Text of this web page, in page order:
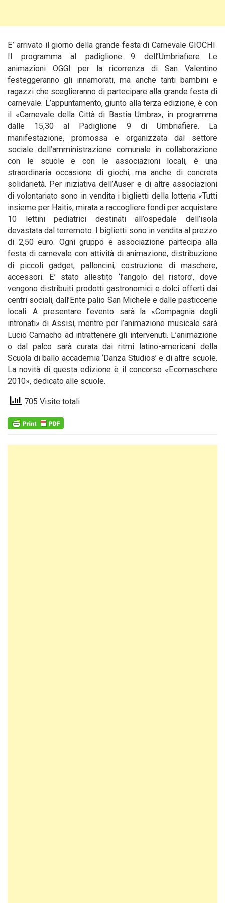
E’ arrivato il giorno della grande festa di Carnevale GIOCHI
Il programma al padiglione 9 dell’Umbriafiere Le
animazioni OGGI per la ricorrenza di San Valentino
festeggeranno gli innamorati, ma anche tanti bambini e
ragazzi che sceglieranno di partecipare alla grande festa di
carnevale. L’appuntamento, giunto alla terza edizione, è con
il «Carnevale della Città di Bastia Umbra», in programma
dalle 15,30 al Padiglione 9 di Umbriafiere. La
manifestazione, promossa e organizzata dal settore
sociale dell’amministrazione comunale in collaborazione
con le scuole e con le associazioni locali, è una
straordinaria occasione di giochi, ma anche di concreta
solidarietà. Per iniziativa dell’Auser e di altre associazioni
di volontariato sono in vendita i biglietti della lotteria «Tutti
insieme per Haiti», mirata a raccogliere fondi per acquistare
10 lettini pediatrici destinati all’ospedale dell’isola
devastata dal terremoto. I biglietti sono in vendita al prezzo
di 2,50 euro. Ogni gruppo e associazione partecipa alla
festa di carnevale con attività di animazione, distribuzione
di piccoli gadget, palloncini, costruzione di maschere,
accessori. E’ stato allestito ‘l’angolo del ristoro’, dove
vengono distribuiti prodotti gastronomici e dolci offerti dai
centri sociali, dall’Ente palio San Michele e dalle pasticcerie
locali. A presentare l’evento sarà la «Compagnia degli
intronati» di Assisi, mentre per l’animazione musicale sarà
Lucio Camacho ad intrattenere gli intervenuti. L’animazione
o dal palco sarà curata dai ritmi latino-americani della
Scuola di ballo accademia ‘Danza Studios’ e di altre scuole.
La novità di questa edizione è il concorso «Ecomaschere
2010», dedicato alle scuole.
705 Visite totali